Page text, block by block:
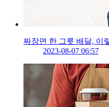
짜장면 한 그릇 배달, 이
2023-08-07 06:57